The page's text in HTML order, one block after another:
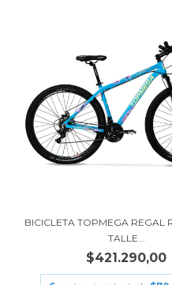
BICICLETA TOPMEGA REGAL
TALLE...
$421.290,00